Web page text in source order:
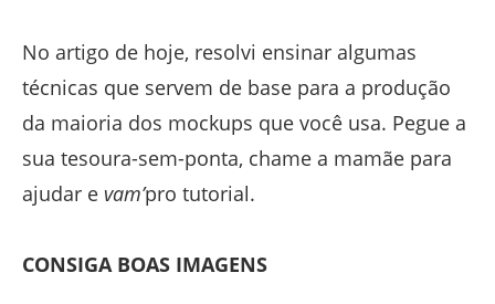
No artigo de hoje, resolvi ensinar algumas
técnicas que servem de base para a produção
da maioria dos mockups que você usa. Pegue a
sua tesoura-sem-ponta, chame a mamãe para
ajudar e vam’pro tutorial.
CONSIGA BOAS IMAGENS